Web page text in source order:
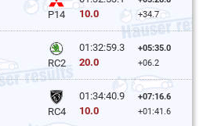
P14
10.0
+34.7
RC2
01:32:59.3
20.0
+05:35.0
+06.2
RC4
01:34:40.9
10.0
+07:16.6
+01:41.6